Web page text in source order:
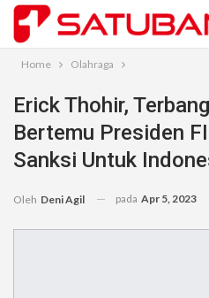
Home Olahraga
Erick Thohir,
Bertemu Presiden
Sanksi Untuk
Oleh Deni Agil pada Apr 5, 2023